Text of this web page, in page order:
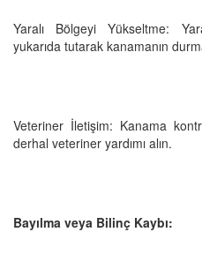
Yaralı Bölgeyi Yükseltme:
yukarıda tutarak kanamanın
Veteriner İletişim: Kanama
derhal veteriner yardımı alın.
Bayılma veya Bilinç Kaybı: